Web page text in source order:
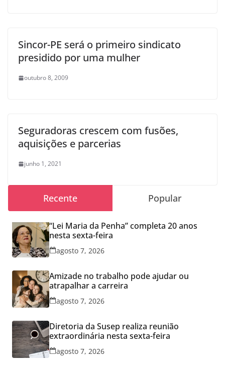
Sincor-PE será o primeiro sindicato
presidido por uma mulher
outubro 8, 2009
Seguradoras crescem com fusões,
aquisições e parcerias
junho 1, 2021
Recente Popular
“Lei Maria da Penha” completa 20 anos
nesta sexta-feira
agosto 7, 2026
Amizade no trabalho pode ajudar ou
atrapalhar a carreira
agosto 7, 2026
Diretoria da Susep realiza reunião
extraordinária nesta sexta-feira
agosto 7, 2026